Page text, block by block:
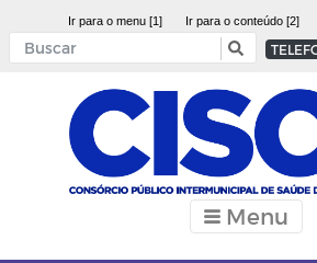
Ir para o menu [1] Ir para o conteúdo [2]
Menu